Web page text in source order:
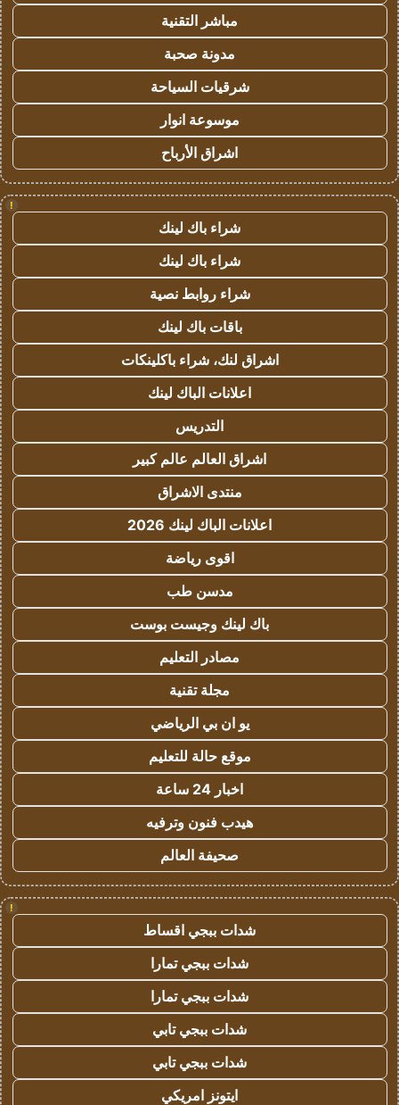
مباشر التقنية
مدونة صحبة
شرقيات السياحة
موسوعة انوار
اشراق الأرباح
!
شراء باك لينك
شراء باك لينك
شراء روابط نصية
باقات باك لينك
اشراق لنك، شراء باكلينكات
اعلانات الباك لينك
التدريس
اشراق العالم عالم كبير
منتدى الاشراق
اعلانات الباك لينك 2026
اقوى رياضة
مدسن طب
باك لينك وجيست بوست
مصادر التعليم
مجلة تقنية
يو ان بي الرياضي
موقع حالة للتعليم
اخبار 24 ساعة
هيدب فنون وترفيه
صحيفة العالم
!
شدات ببجي اقساط
شدات ببجي تمارا
شدات ببجي تمارا
شدات ببجي تابي
شدات ببجي تابي
ايتونز امريكي